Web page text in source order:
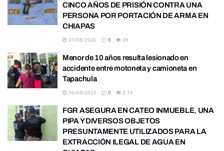
CINCO AÑOS DE PRISIÓN CONTRA UNA
PERSONA POR PORTACIÓN DE ARMA EN
CHIAPAS
07/08/2026 0 2K
Menor de 10 años resulta lesionado en
accidente entre motoneta y camioneta en
Tapachula
06/08/2026 0 2.1K
FGR ASEGURA EN CATEO INMUEBLE, UNA
PIPA Y DIVERSOS OBJETOS
PRESUNTAMENTE UTILIZADOS PARA LA
EXTRACCIÓN ILEGAL DE AGUA EN